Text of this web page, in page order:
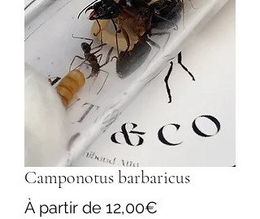
Camponotus barbaricus
À partir de 12,00€